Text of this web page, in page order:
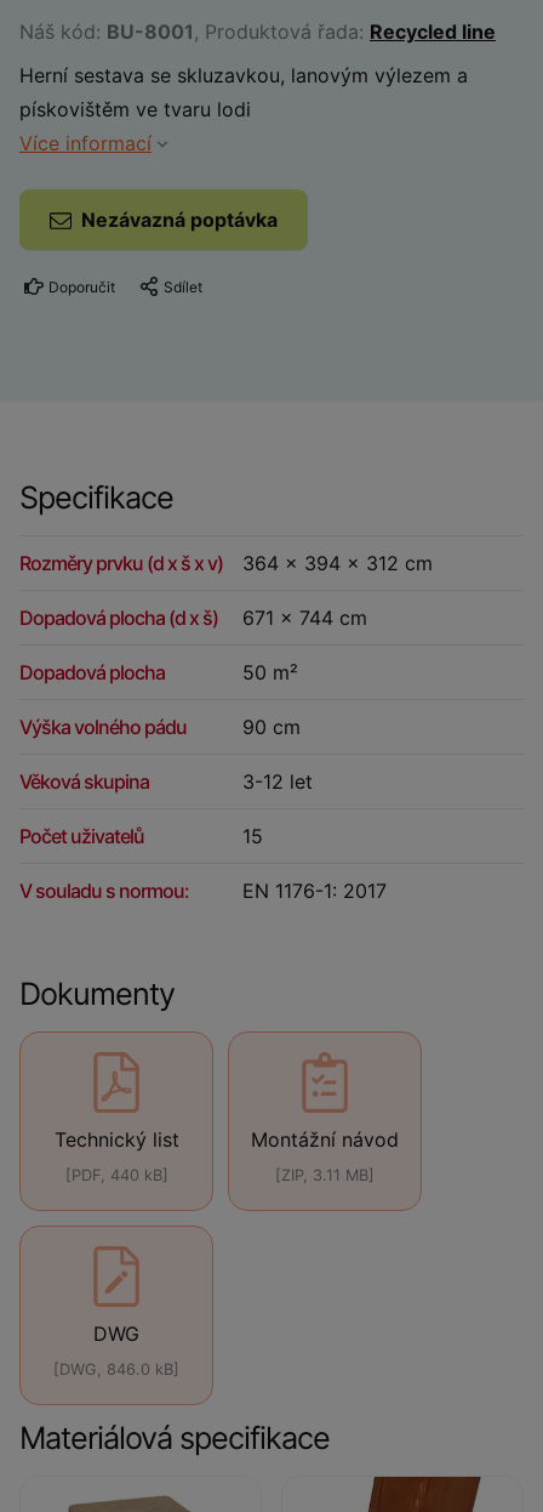
Náš kód: BU-8001 , Produktová řada: Recycled line
Herní sestava se skluzavkou, lanovým výlezem a
pískovištěm ve tvaru lodi
Více informací
Nezávazná poptávka
Doporučit Sdílet
Specifikace
Rozměry prvku (d x š x v) 364 x 394 x 312 cm
Dopadová plocha (d x š) 671 x 744 cm
Dopadová plocha 50 m²
Výška volného pádu 90 cm
Věková skupina 3-12 let
Počet uživatelů 15
V souladu s normou: EN 1176-1: 2017
Dokumenty
Technický list
[PDF, 440 kB]
Montážní návod
[ZIP, 3.11 MB]
DWG
[DWG, 846.0 kB]
Materiálová specifikace